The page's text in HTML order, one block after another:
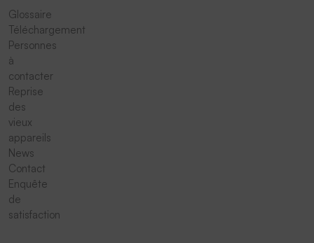
Glossaire
Téléchargement
Personnes
à
contacter
Reprise
des
vieux
appareils
News
Contact
Enquête
de
satisfaction